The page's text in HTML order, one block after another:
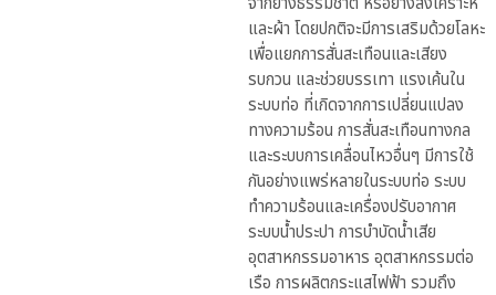
และผ้า โดยปกติจะมีการเสริมด้วยโลหะ
เพื่อแยกการสั่นสะเทือนและเสียง
รบกวน และช่วยบรรเทา แรงเค้นใน
ระบบท่อ ที่เกิดจากการเปลี่ยนแปลง
ทางความร้อน การสั่นสะเทือนทางกล
และระบบการเคลื่อนไหวอื่นๆ มีการใช้
กันอย่างแพร่หลายในระบบท่อ ระบบ
ทำความร้อนและเครื่องปรับอากาศ
ระบบน้ำประปา การบำบัดน้ำเสีย
อุตสาหกรรมอาหาร อุตสาหกรรมต่อ
เรือ การผลิตกระแสไฟฟ้า รวมถึง